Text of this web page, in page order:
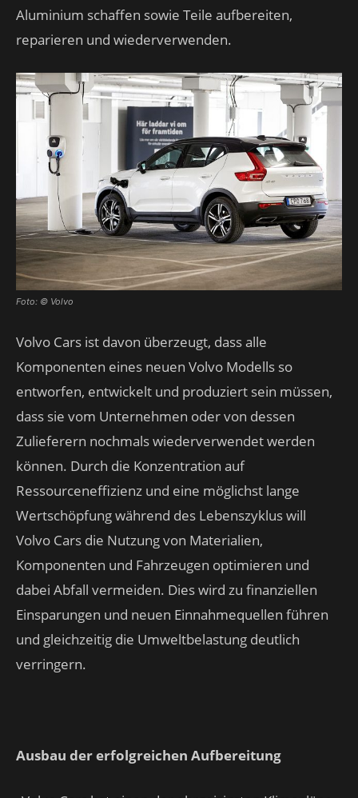
Aluminium schaffen sowie Teile aufbereiten,
reparieren und wiederverwenden.
Foto: © Volvo
Volvo Cars ist davon überzeugt, dass alle
Komponenten eines neuen Volvo Modells so
entworfen, entwickelt und produziert sein müssen,
dass sie vom Unternehmen oder von dessen
Zulieferern nochmals wiederverwendet werden
können. Durch die Konzentration auf
Ressourceneffizienz und eine möglichst lange
Wertschöpfung während des Lebenszyklus will
Volvo Cars die Nutzung von Materialien,
Komponenten und Fahrzeugen optimieren und
dabei Abfall vermeiden. Dies wird zu finanziellen
Einsparungen und neuen Einnahmequellen führen
und gleichzeitig die Umweltbelastung deutlich
verringern.
Ausbau der erfolgreichen Aufbereitung